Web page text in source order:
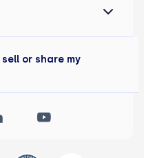
or share my